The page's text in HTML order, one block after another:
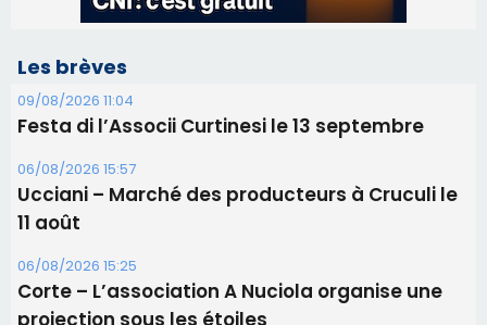
06/08/2026 15:25
Corte – L’association A Nuciola organise une
projection sous les étoiles
06/08/2026 15:04
Alata - Soirée Tango Argentin au stade de San
Benedetto
05/08/2026 09:53
Biguglia : messe de la Sainte-Marie et
procession le 14 août